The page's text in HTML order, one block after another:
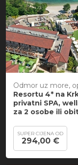
Odmor uz more,
Resortu 4* na
privatni SPA,
za 2 osobe ili
SUPER CIJENA OD
294,00 €